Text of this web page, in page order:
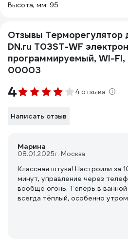
Высота, мм: 95
Отзывы Терморегулятор
DN.ru T03ST-WF
программируемый, WI-
00003
4 4 отзыва
Написать отзыв
Марина
08.01.2025г. Москва
Классная штука! Настроили за
минут, управление через
вообще огонь. Теперь в ванной
всегда тёплый, особенно утром